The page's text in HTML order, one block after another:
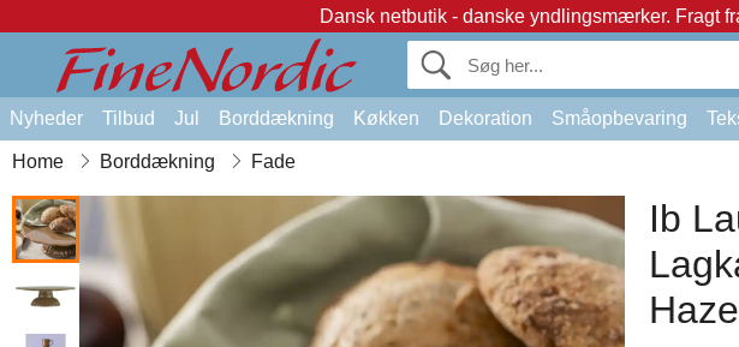
Dansk netbutik - danske yndlingsmærker. Fragt
Nyheder Tilbud Jul Borddækning Køkken Dekoration Småopbevaring
Home Borddækning Fade
Ib